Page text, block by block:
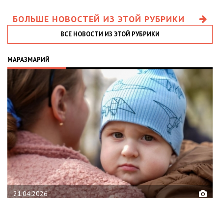
БОЛЬШЕ НОВОСТЕЙ ИЗ ЭТОЙ РУБРИКИ
ВСЕ НОВОСТИ ИЗ ЭТОЙ РУБРИКИ
МАРАЗМАРИЙ
21.04.2026